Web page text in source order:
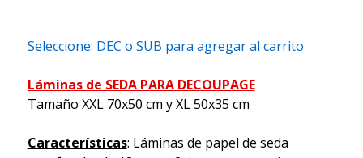
Seleccione: DEC o SUB para agregar al carrito
Láminas de SEDA PARA DECOUPAGE
Tamaño XXL 70x50 cm y XL 50x35 cm
Características: Láminas de papel de seda